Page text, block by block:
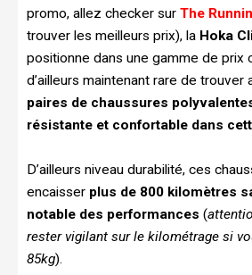
promo, allez checker sur The
trouver les meilleurs prix), la Hoka
positionne dans une gamme de prix
d’ailleurs maintenant rare de trouver
paires de chaussures
résistante et confortable dans
D’ailleurs niveau durabilité, ces
encaisser plus de 800 kilomètres
notable des performances (
rester vigilant sur le kilométrage si
85kg).